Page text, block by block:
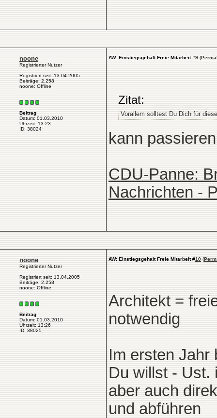
noone
Registrierter Nutzer
Registriert seit: 13.04.2005
Beiträge: 2.258
noone: Offline
Beitrag
Datum: 01.03.2010
Uhrzeit: 13:23
ID: 38024
AW: Einstiegsgehalt Freie Mitarbeit#9 (
Zitat:
Vorallem solltest Du Dich für
kann
CDU-Panne:
Nachrichten -
noone
Registrierter Nutzer
Registriert seit: 13.04.2005
Beiträge: 2.258
noone: Offline
Beitrag
Datum: 01.03.2010
Uhrzeit: 13:26
ID: 38025
AW: Einstiegsgehalt Freie Mitarbeit#10 (
Architekt =
notwendig
Im ersten Jahr
Du willst - Ust.
aber auch
und abführen